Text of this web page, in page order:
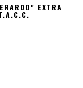
EXTRA